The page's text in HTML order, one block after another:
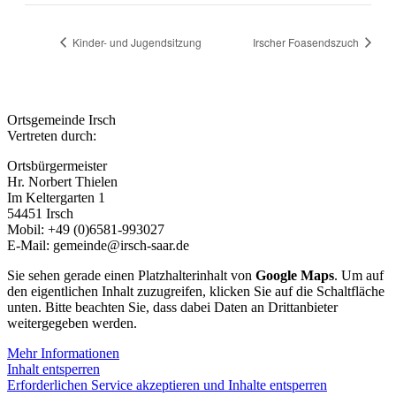
Kinder- und Jugendsitzung Irscher Foasendszuch
Ortsgemeinde Irsch
Vertreten durch:
Ortsbürgermeister
Hr. Norbert Thielen
Im Keltergarten 1
54451 Irsch
Mobil: +49 (0)6581-993027
E-Mail: gemeinde@irsch-saar.de
Sie sehen gerade einen Platzhalterinhalt von Google Maps. Um auf
den eigentlichen Inhalt zuzugreifen, klicken Sie auf die Schaltfläche
unten. Bitte beachten Sie, dass dabei Daten an Drittanbieter
weitergegeben werden.
Mehr Informationen
Inhalt entsperren
Erforderlichen Service akzeptieren und Inhalte entsperren